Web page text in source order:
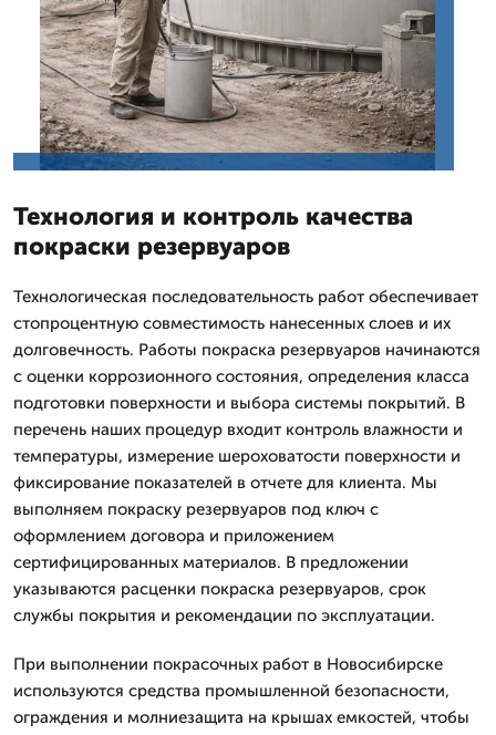
Технология и контроль качества
покраски резервуаров
Технологическая последовательность работ обеспечивает
стопроцентную совместимость нанесенных слоев и их
долговечность. Работы покраска резервуаров начинаются
с оценки коррозионного состояния, определения класса
подготовки поверхности и выбора системы покрытий. В
перечень наших процедур входит контроль влажности и
температуры, измерение шероховатости поверхности и
фиксирование показателей в отчете для клиента. Мы
выполняем покраску резервуаров под ключ с
оформлением договора и приложением
сертифицированных материалов. В предложении
указываются расценки покраска резервуаров, срок
службы покрытия и рекомендации по эксплуатации.
При выполнении покрасочных работ в Новосибирске
используются средства промышленной безопасности,
ограждения и молниезащита на крышах емкостей, чтобы